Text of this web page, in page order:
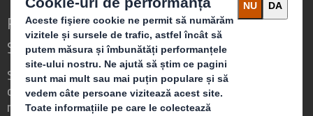
Redefinirea Ambalajelor pentru o Lume în
Schimbare
Suntem diferiți pentru că vedem
oportunitatea ca ambalajele să joace un
rol puternic în lumea din jurul nostru.